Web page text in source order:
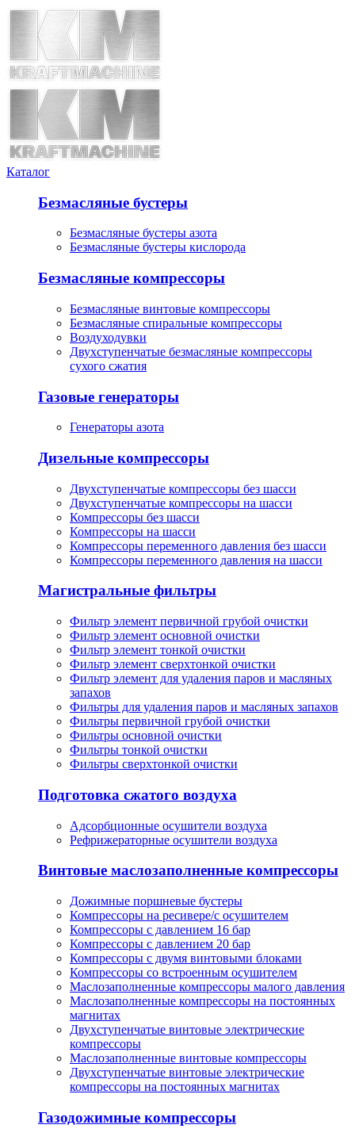
Каталог
Безмасляные бустеры
Безмасляные бустеры азота
Безмасляные бустеры кислорода
Безмасляные компрессоры
Безмасляные винтовые компрессоры
Безмасляные спиральные компрессоры
Воздуходувки
Двухступенчатые безмасляные компрессоры
сухого сжатия
Газовые генераторы
Генераторы азота
Дизельные компрессоры
Двухступенчатые компрессоры без шасси
Двухступенчатые компрессоры на шасси
Компрессоры без шасси
Компрессоры на шасси
Компрессоры переменного давления без шасси
Компрессоры переменного давления на шасси
Магистральные фильтры
Фильтр элемент первичной грубой очистки
Фильтр элемент основной очистки
Фильтр элемент тонкой очистки
Фильтр элемент сверхтонкой очистки
Фильтр элемент для удаления паров и масляных
запахов
Фильтры для удаления паров и масляных запахов
Фильтры первичной грубой очистки
Фильтры основной очистки
Фильтры тонкой очистки
Фильтры сверхтонкой очистки
Подготовка сжатого воздуха
Адсорбционные осушители воздуха
Рефрижераторные осушители воздуха
Винтовые маслозаполненные компрессоры
Дожимные поршневые бустеры
Компрессоры на ресивере/с осушителем
Компрессоры с давлением 16 бар
Компрессоры с давлением 20 бар
Компрессоры с двумя винтовыми блоками
Компрессоры со встроенным осушителем
Маслозаполненные компрессоры малого давления
Маслозаполненные компрессоры на постоянных
магнитах
Двухступенчатые винтовые электрические
компрессоры
Маслозаполненные винтовые компрессоры
Двухступенчатые винтовые электрические
компрессоры на постоянных магнитах
Газодожимные компрессоры